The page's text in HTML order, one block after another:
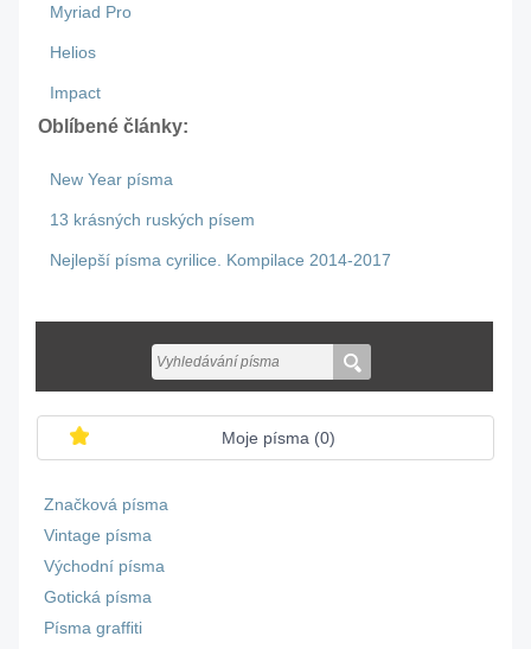
Myriad Pro
Helios
Impact
Oblíbené články:
New Year písma
13 krásných ruských písem
Nejlepší písma cyrilice. Kompilace 2014-2017
Moje písma (0)
Značková písma
Vintage písma
Východní písma
Gotická písma
Písma graffiti